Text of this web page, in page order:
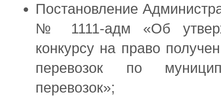
Постановление
№ 1111-адм «Об
конкурсу на право
перевозок по
перевозок»;